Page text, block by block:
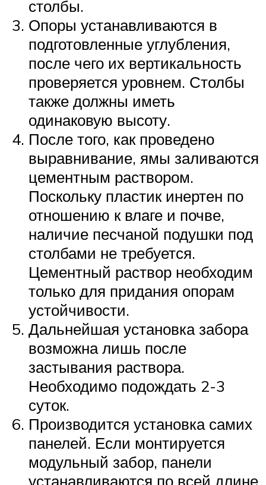
столбы.
Опоры устанавливаются в
подготовленные углубления,
после чего их вертикальность
проверяется уровнем. Столбы
также должны иметь
одинаковую высоту.
После того, как проведено
выравнивание, ямы заливаются
цементным раствором.
Поскольку пластик инертен по
отношению к влаге и почве,
наличие песчаной подушки под
столбами не требуется.
Цементный раствор необходим
только для придания опорам
устойчивости.
Дальнейшая установка забора
возможна лишь после
застывания раствора.
Необходимо подождать 2-3
суток.
Производится установка самих
панелей. Если монтируется
модульный забор, панели
устанавливаются по всей длине